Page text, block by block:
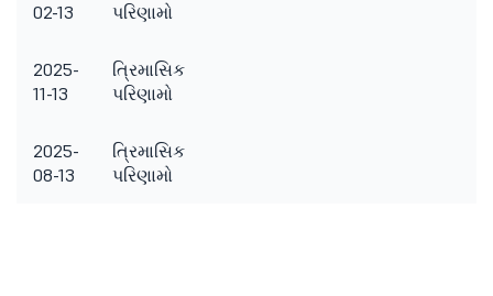
02-13
પરિણામો
2025-
11-13
ત્રિમાસિક
પરિણામો
2025-
08-13
ત્રિમાસિક
પરિણામો